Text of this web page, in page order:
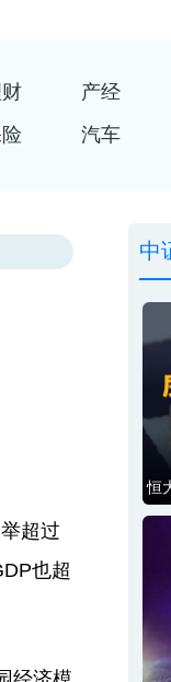
产经
汽车
超过
也超
中
恒